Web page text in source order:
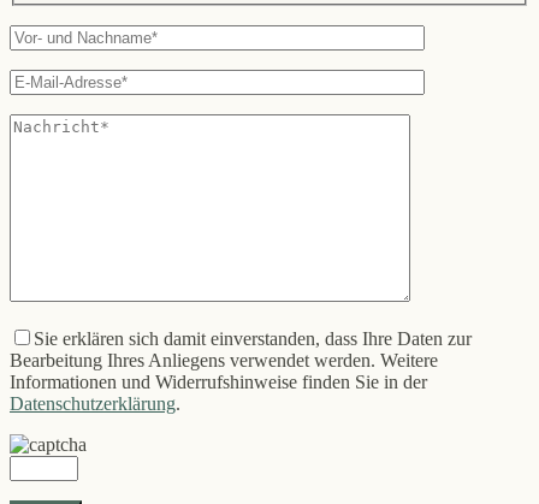
Sie erklären sich damit einverstanden, dass Ihre Daten zur
Bearbeitung Ihres Anliegens verwendet werden. Weitere
Informationen und Widerrufshinweise finden Sie in der
Datenschutzerklärung.